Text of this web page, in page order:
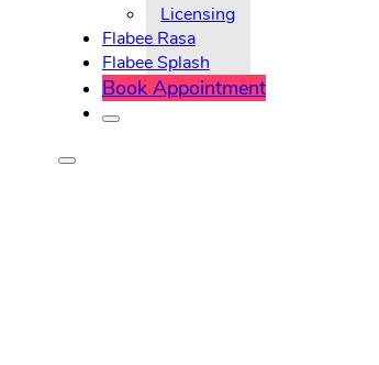
Licensing
Flabee Rasa
Flabee Splash
Book Appointment